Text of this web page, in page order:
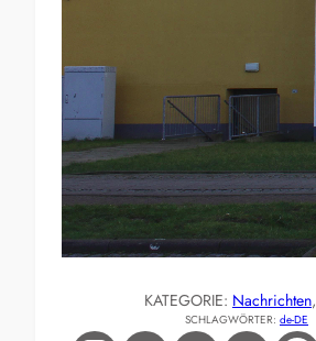
KATEGORIE: Nachrichten,
SCHLAGWÖRTER: de-DE